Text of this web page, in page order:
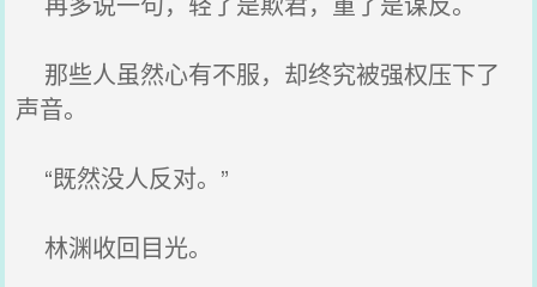
那些人虽然心有不服，却终究被强权压下了
声音。
“既然没人反对。”
林渊收回目光。